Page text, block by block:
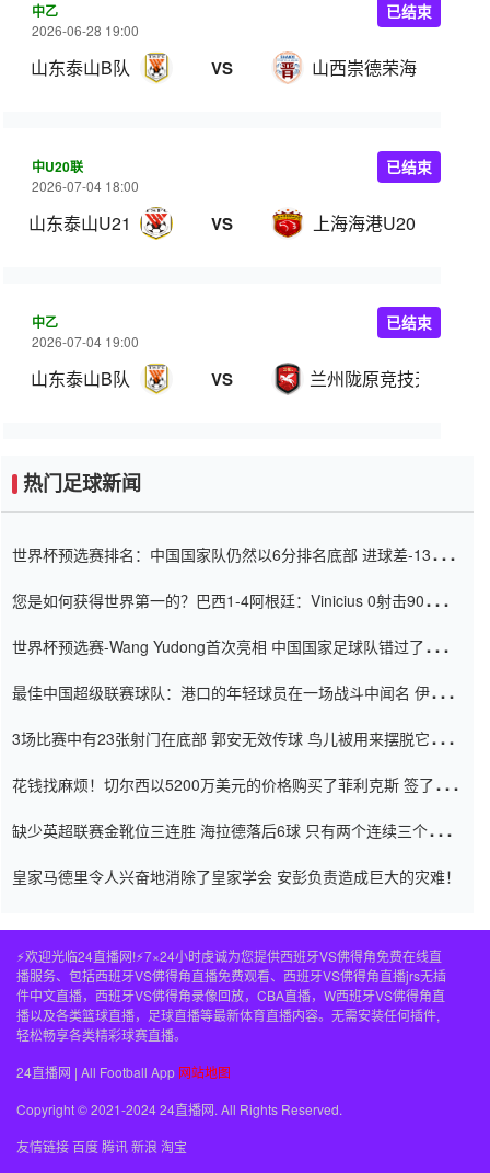
中乙
2026-06-28 19:00
山东泰山B队 VS 山西崇德荣海
已结束
中U20联
2026-07-04 18:00
山东泰山U21 VS 上海海港U20
已结束
中乙
2026-07-04 19:00
山东泰山B队 VS 兰州陇原竞技天佑德
已结束
热门足球新闻
世界杯预选赛排名：中国国家队仍然以6分排名底部 进球差-13令人
您是如何获得世界第一的？巴西1-4阿根廷：Vinicius 0射击90分钟
世界杯预选赛-Wang Yudong首次亮相 中国国家足球队错过了世界
最佳中国超级联赛球队：港口的年轻球员在一场战斗中闻名 伊万放
3场比赛中有23张射门在底部 郭安无效传球 鸟儿被用来摆脱它
花钱找麻烦！切尔西以5200万美元的价格购买了菲利克斯 签了7年
缺少英超联赛金靴位三连胜 海拉德落后6球 只有两个连续三个连续
皇家马德里令人兴奋地消除了皇家学会 安彭负责造成巨大的灾难！
⚡️欢迎光临24直播网!⚡️7×24小时虔诚为您提供西班牙VS佛得角免费在线直
播服务、包括西班牙VS佛得角直播免费观看、西班牙VS佛得角直播jrs无插
件中文直播，西班牙VS佛得角录像回放，CBA直播，W西班牙VS佛得角直
播以及各类篮球直播，足球直播等最新体育直播内容。无需安装任何插件,
轻松畅享各类精彩球赛直播。
24直播网 | All Football App 网站地图
Copyright © 2021-2024 24直播网. All Rights Reserved.
友情链接百度腾讯新浪 淘宝